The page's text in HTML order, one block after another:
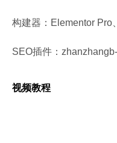
构建器：Elementor Pro
SEO插件：
视频教程